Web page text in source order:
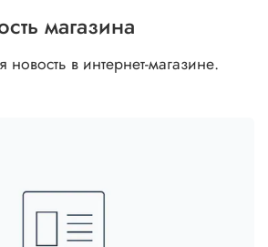
магазина
новость в интернет-магазине.